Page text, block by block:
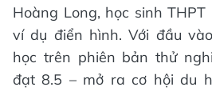
Hoàng Long, học sinh
ví dụ điển hình. Với đầu
học trên phiên bản thử
đạt 8.5 – mở ra cơ hội du